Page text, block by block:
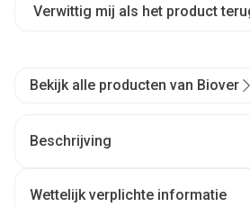
Verwittig mij als het product
Bekijk alle producten van Biover
Beschrijving
Wettelijk verplichte informatie